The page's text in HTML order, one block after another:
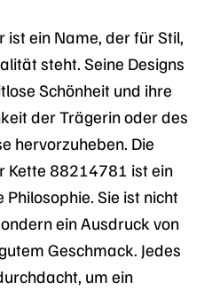
ein Name, der für Stil,
steht. Seine Designs
Schönheit und ihre
der Trägerin oder des
hervorzuheben. Die
Kette 88214781 ist ein
Sie ist nicht
ein Ausdruck von
Geschmack. Jedes
um ein